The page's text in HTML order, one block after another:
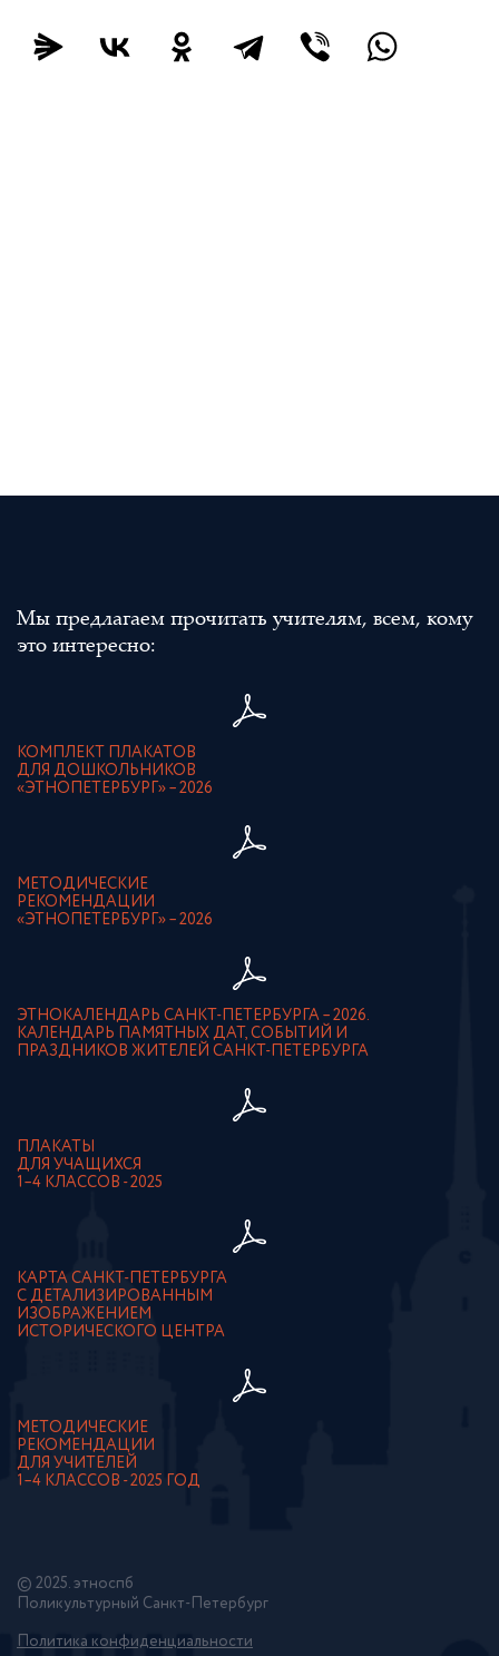
Мы предлагаем прочитать учителям, всем, кому
это интересно:
КОМПЛЕКТ ПЛАКАТОВ
ДЛЯ ДОШКОЛЬНИКОВ
«ЭТНОПЕТЕРБУРГ» – 2026
МЕТОДИЧЕСКИЕ
РЕКОМЕНДАЦИИ
«ЭТНОПЕТЕРБУРГ» – 2026
ЭТНОКАЛЕНДАРЬ САНКТ-ПЕТЕРБУРГА – 2026.
КАЛЕНДАРЬ ПАМЯТНЫХ ДАТ, СОБЫТИЙ И
ПРАЗДНИКОВ ЖИТЕЛЕЙ САНКТ-ПЕТЕРБУРГА
ПЛАКАТЫ
ДЛЯ УЧАЩИХСЯ
1–4 КЛАССОВ - 2025
КАРТА САНКТ-ПЕТЕРБУРГА
С ДЕТАЛИЗИРОВАННЫМ
ИЗОБРАЖЕНИЕМ
ИСТОРИЧЕСКОГО ЦЕНТРА
МЕТОДИЧЕСКИЕ
РЕКОМЕНДАЦИИ
ДЛЯ УЧИТЕЛЕЙ
1–4 КЛАССОВ - 2025 ГОД
© 2025. этноспб
Поликультурный Санкт-Петербург
Политика конфиденциальности